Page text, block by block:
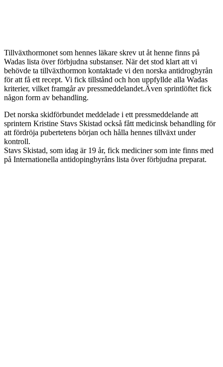
Tillväxthormonet som hennes läkare skrev ut åt henne finns på
Wadas lista över förbjudna substanser. När det stod klart att vi
behövde ta tillväxthormon kontaktade vi den norska antidrogbyrån
för att få ett recept. Vi fick tillstånd och hon uppfyllde alla Wadas
kriterier, vilket framgår av pressmeddelandet.Även sprintlöftet fick
någon form av behandling.
Det norska skidförbundet meddelade i ett pressmeddelande att
sprintern Kristine Stavs Skistad också fått medicinsk behandling för
att fördröja pubertetens början och hålla hennes tillväxt under
kontroll.
Stavs Skistad, som idag är 19 år, fick mediciner som inte finns med
på Internationella antidopingbyråns lista över förbjudna preparat.